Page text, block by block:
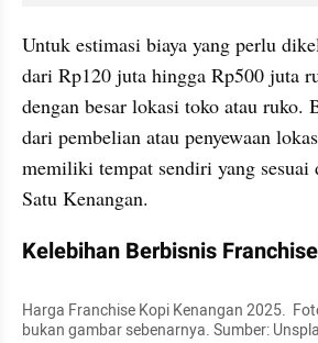
Untuk estimasi biaya yang perlu
dari Rp120 juta hingga Rp500 juta
dengan besar lokasi toko atau ruko.
dari pembelian atau penyewaan
memiliki tempat sendiri yang sesuai
Satu Kenangan.
Kelebihan Berbisnis
Harga Franchise Kopi Kenangan 2025.
bukan gambar sebenarnya. Sumber: